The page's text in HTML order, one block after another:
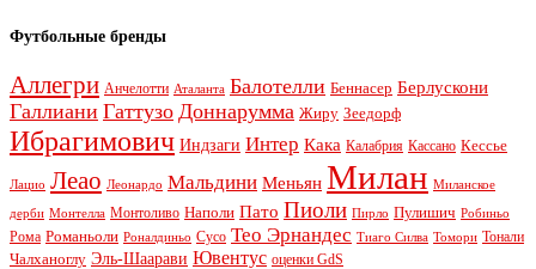
Футбольные бренды
Аллегри Анчелотти Аталанта Балотелли Беннасер Берлускони
Галлиани Гаттузо Доннарумма Жиру Зеедорф
Ибрагимович Индзаги Интер Кака Калабрия Кассано Кессье
Лацио Леао Леонардо Мальдини Меньян Милан Миланское
дерби Монтелла Монтоливо Наполи Пато Пиоли Пирло Пулишич Робиньо
Рома Романьоли Роналдиньо Сусо Тео Эрнандес Тиаго Силва Томори Тонали
Чалханоглу Эль-Шаарави Ювентус оценки GdS